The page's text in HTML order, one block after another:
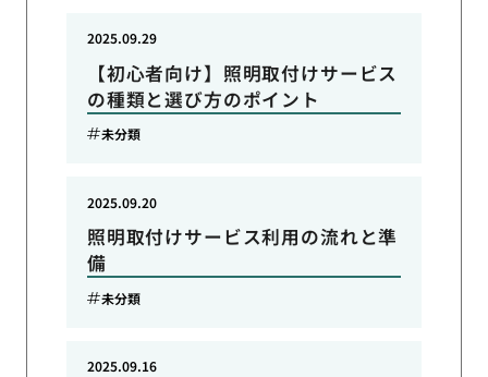
【初心者向け】照明取付けサービス
の種類と選び方のポイント
2025.09.29
未分類
照明取付けサービス利用の流れと準
備
2025.09.20
未分類
2025.09.16